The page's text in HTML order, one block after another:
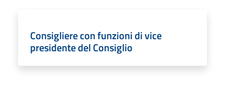
Consigliere con funzioni di vice
presidente del Consiglio